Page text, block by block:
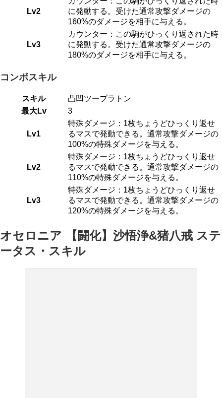
Lv2
に発動する。受けた通常攻撃ダメージの
160%のダメージを相手に与える。
Lv3
カウンター：この駒がひっくり返された時
に発動する。受けた通常攻撃ダメージの
180%のダメージを相手に与える。
コンボスキル
スキル
凸凹ツープラトン
最大Lv
3
Lv1
特殊ダメージ：1枚ちょうどひっくり返せ
るマスで発動できる。通常攻撃ダメージの
100%の特殊ダメージを与える。
Lv2
特殊ダメージ：1枚ちょうどひっくり返せ
るマスで発動できる。通常攻撃ダメージの
110%の特殊ダメージを与える。
Lv3
特殊ダメージ：1枚ちょうどひっくり返せ
るマスで発動できる。通常攻撃ダメージの
120%の特殊ダメージを与える。
オセロニア 【闘化】沙悟浄&猪八戒 ステ
ータス・スキル